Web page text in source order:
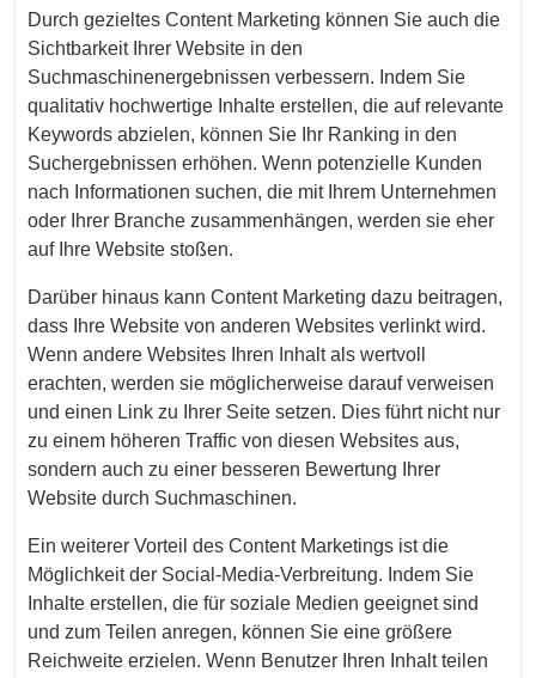
Durch gezieltes Content Marketing können Sie auch die
Sichtbarkeit Ihrer Website in den
Suchmaschinenergebnissen verbessern. Indem Sie
qualitativ hochwertige Inhalte erstellen, die auf relevante
Keywords abzielen, können Sie Ihr Ranking in den
Suchergebnissen erhöhen. Wenn potenzielle Kunden
nach Informationen suchen, die mit Ihrem Unternehmen
oder Ihrer Branche zusammenhängen, werden sie eher
auf Ihre Website stoßen.
Darüber hinaus kann Content Marketing dazu beitragen,
dass Ihre Website von anderen Websites verlinkt wird.
Wenn andere Websites Ihren Inhalt als wertvoll
erachten, werden sie möglicherweise darauf verweisen
und einen Link zu Ihrer Seite setzen. Dies führt nicht nur
zu einem höheren Traffic von diesen Websites aus,
sondern auch zu einer besseren Bewertung Ihrer
Website durch Suchmaschinen.
Ein weiterer Vorteil des Content Marketings ist die
Möglichkeit der Social-Media-Verbreitung. Indem Sie
Inhalte erstellen, die für soziale Medien geeignet sind
und zum Teilen anregen, können Sie eine größere
Reichweite erzielen. Wenn Benutzer Ihren Inhalt teilen